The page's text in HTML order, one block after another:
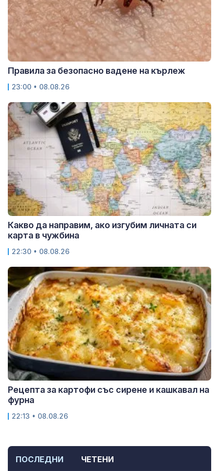
ПОСЛЕДНИ ЧЕТЕНИ
Правила за безопасно вадене на кърлеж
23:00 • 08.08.26
Какво да направим, ако изгубим личната си
карта в чужбина
22:30 • 08.08.26
Рецепта за картофи със сирене и кашкавал на
фурна
22:13 • 08.08.26